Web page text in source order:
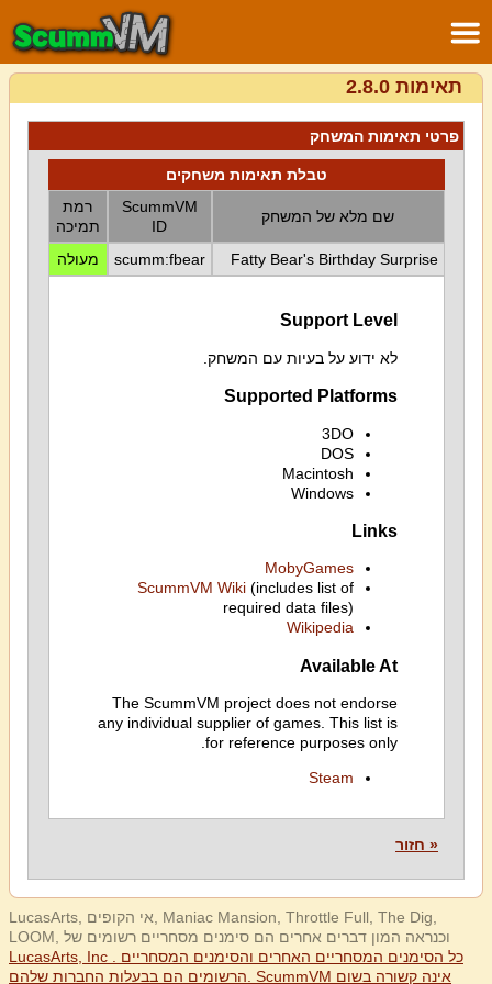
תאימות 2.8.0
פרטי תאימות המשחק
טבלת תאימות משחקים
שם מלא של המשחק
ScummVM
ID
רמת
תמיכה
Fatty Bear's Birthday Surprise
scumm:fbear מעולה
Support Level
לא ידוע על בעיות עם המשחק.
Supported Platforms
3DO
DOS
Macintosh
Windows
Links
MobyGames
ScummVM Wiki(includes list of
required data files)
Wikipedia
Available At
The ScummVM project does not endorse
any individual supplier of games. This list is
for reference purposes only.
Steam
« חזור
LucasArts, אי הקופים, Maniac Mansion, Throttle Full, The Dig,
LOOM, וכנראה המון דברים אחרים הם סימנים מסחריים רשומים של
LucasArts, Inc . כל הסימנים המסחריים האחרים והסימנים המסחריים
הרשומים הם בבעלות החברות שלהם. ScummVM אינה קשורה בשום